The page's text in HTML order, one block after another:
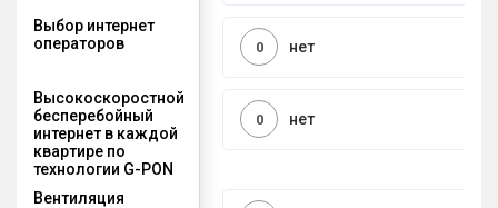
Выбор интернет
операторов
нет
0
Высокоскоростной
бесперебойный
интернет в каждой
квартире по
технологии G-PON
нет
0
Вентиляция